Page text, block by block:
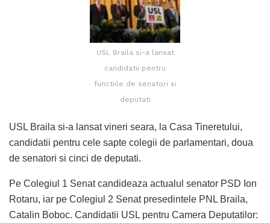
USL Braila si-a lansat
candidatii pentru
functiile de senatori si
deputati
USL Braila si-a lansat vineri seara, la Casa Tineretului,
candidatii pentru cele sapte colegii de parlamentari, doua
de senatori si cinci de deputati.
Pe Colegiul 1 Senat candideaza actualul senator PSD Ion
Rotaru, iar pe Colegiul 2 Senat presedintele PNL Braila,
Catalin Boboc. Candidatii USL pentru Camera Deputatilor: